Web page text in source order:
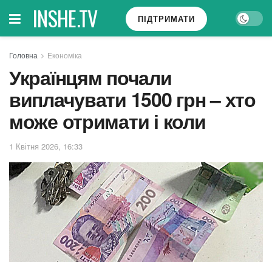
INSHE.TV ПІДТРИМАТИ
Головна Економіка
Українцям почали
виплачувати 1500 грн – хто
може отримати і коли
1 Квітня 2026, 16:33